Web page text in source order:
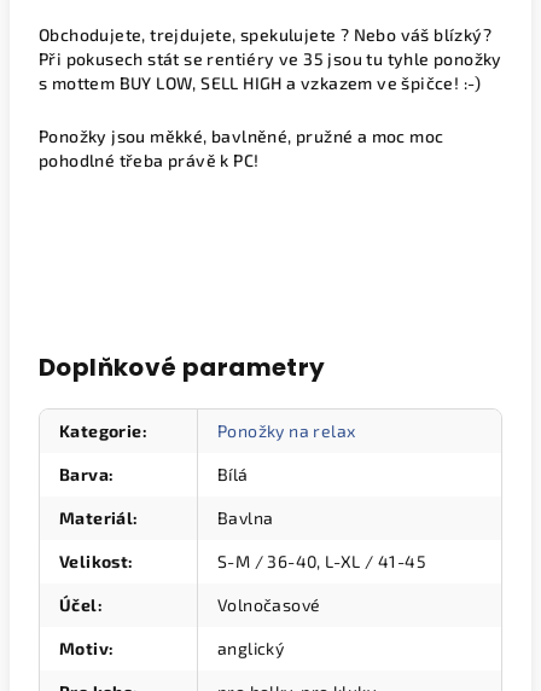
Obchodujete, trejdujete, spekulujete ? Nebo váš blízký?
Při pokusech stát se rentiéry ve 35 jsou tu tyhle ponožky
s mottem BUY LOW, SELL HIGH a vzkazem ve špičce! :-)
Ponožky jsou měkké, bavlněné, pružné a moc moc
pohodlné třeba právě k PC!
Doplňkové parametry
Kategorie: Ponožky na relax
Barva: Bílá
Materiál: Bavlna
Velikost: S-M / 36-40, L-XL / 41-45
Účel: Volnočasové
Motiv: anglický